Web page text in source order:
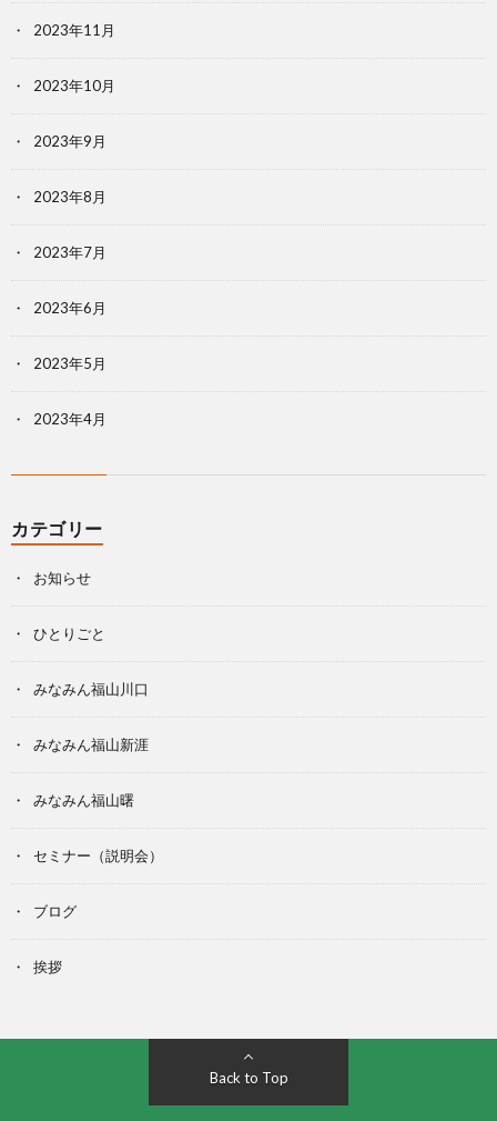
2023年11月
2023年10月
2023年9月
2023年8月
2023年7月
2023年6月
2023年5月
2023年4月
カテゴリー
お知らせ
ひとりごと
みなみん福山川口
みなみん福山新涯
みなみん福山曙
セミナー（説明会）
ブログ
挨拶
Back to Top